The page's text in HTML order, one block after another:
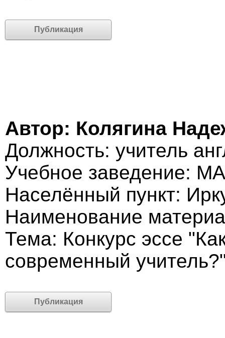
Публикация
Автор: Колягина
Должность: учитель
Учебное заведение:
Населённый пункт:
Наименование
Тема: Конкурс эссе
современный
Публикация